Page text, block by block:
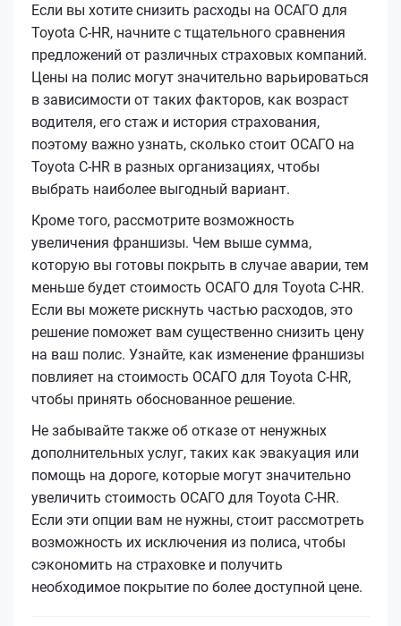
Если вы хотите снизить расходы на ОСАГО для
Toyota C-HR, начните с тщательного сравнения
предложений от различных страховых компаний.
Цены на полис могут значительно варьироваться
в зависимости от таких факторов, как возраст
водителя, его стаж и история страхования,
поэтому важно узнать, сколько стоит ОСАГО на
Toyota C-HR в разных организациях, чтобы
выбрать наиболее выгодный вариант.
Кроме того, рассмотрите возможность
увеличения франшизы. Чем выше сумма,
которую вы готовы покрыть в случае аварии, тем
меньше будет стоимость ОСАГО для Toyota C-HR.
Если вы можете рискнуть частью расходов, это
решение поможет вам существенно снизить цену
на ваш полис. Узнайте, как изменение франшизы
повлияет на стоимость ОСАГО для Toyota C-HR,
чтобы принять обоснованное решение.
Не забывайте также об отказе от ненужных
дополнительных услуг, таких как эвакуация или
помощь на дороге, которые могут значительно
увеличить стоимость ОСАГО для Toyota C-HR.
Если эти опции вам не нужны, стоит рассмотреть
возможность их исключения из полиса, чтобы
сэкономить на страховке и получить
необходимое покрытие по более доступной цене.